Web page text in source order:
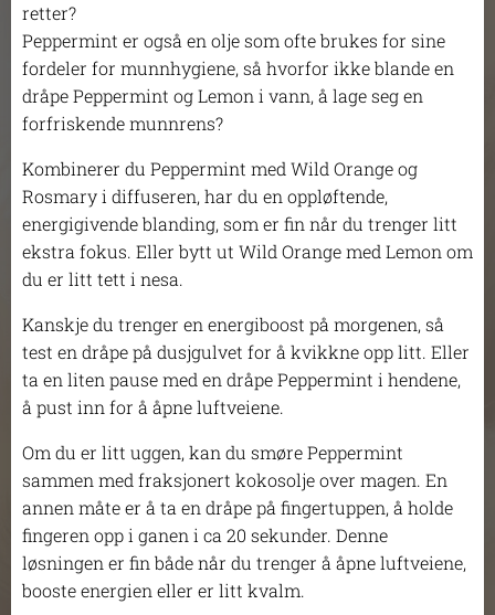
retter?
Peppermint er også en olje som ofte brukes for sine
fordeler for munnhygiene, så hvorfor ikke blande en
dråpe Peppermint og Lemon i vann, å lage seg en
forfriskende munnrens?
Kombinerer du Peppermint med Wild Orange og
Rosmary i diffuseren, har du en oppløftende,
energigivende blanding, som er fin når du trenger litt
ekstra fokus. Eller bytt ut Wild Orange med Lemon om
du er litt tett i nesa.
Kanskje du trenger en energiboost på morgenen, så
test en dråpe på dusjgulvet for å kvikkne opp litt. Eller
ta en liten pause med en dråpe Peppermint i hendene,
å pust inn for å åpne luftveiene.
Om du er litt uggen, kan du smøre Peppermint
sammen med fraksjonert kokosolje over magen. En
annen måte er å ta en dråpe på fingertuppen, å holde
fingeren opp i ganen i ca 20 sekunder. Denne
løsningen er fin både når du trenger å åpne luftveiene,
booste energien eller er litt kvalm.